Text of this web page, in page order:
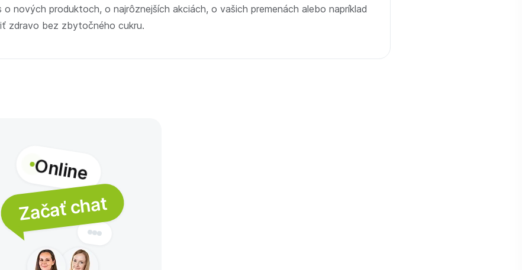
o nových produktoch, o najrôznejších akciách, o vašich premenách alebo napríklad
zdravo bez zbytočného cukru.
Online
Začať chat